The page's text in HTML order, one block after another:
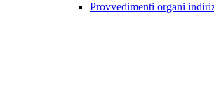
Provvedimenti organi